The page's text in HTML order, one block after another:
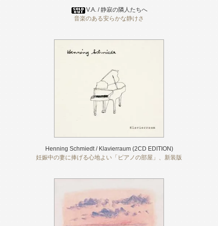
V.A. / 静寂の隣人たちへ
音楽のある安らかな静けさ
Henning Schmiedt / Klavierraum (2CD EDITION)
妊娠中の妻に捧げる心地よい「ピアノの部屋」、新装版